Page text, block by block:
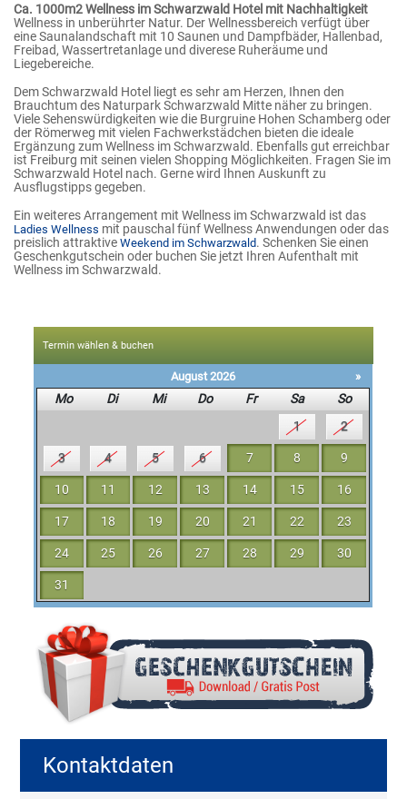
Ca. 1000m2 Wellness im Schwarzwald Hotel mit Nachhaltigkeit
Wellness in unberührter Natur. Der Wellnessbereich verfügt über
eine Saunalandschaft mit 10 Saunen und Dampfbäder, Hallenbad,
Freibad, Wassertretanlage und diverese Ruheräume und
Liegebereiche.
Dem Schwarzwald Hotel liegt es sehr am Herzen, Ihnen den
Brauchtum des Naturpark Schwarzwald Mitte näher zu bringen.
Viele Sehenswürdigkeiten wie die Burgruine Hohen Schamberg oder
der Römerweg mit vielen Fachwerkstädchen bieten die ideale
Ergänzung zum Wellness im Schwarzwald. Ebenfalls gut erreichbar
ist Freiburg mit seinen vielen Shopping Möglichkeiten. Fragen Sie im
Schwarzwald Hotel nach. Gerne wird Ihnen Auskunft zu
Ausflugstipps gegeben.
Ein weiteres Arrangement mit Wellness im Schwarzwald ist das
Ladies Wellness mit pauschal fünf Wellness Anwendungen oder das
preislich attraktive Weekend im Schwarzwald. Schenken Sie einen
Geschenkgutschein oder buchen Sie jetzt Ihren Aufenthalt mit
Wellness im Schwarzwald.
Termin wählen & buchen
August 2026 »
Mo Di Mi Do Fr Sa
So
1
2
3 4 5 6 7 8 9
10 11 12 13 14 15 16
17 18 19 20 21 22 23
24 25 26 27 28 29 30
31
Kontaktdaten